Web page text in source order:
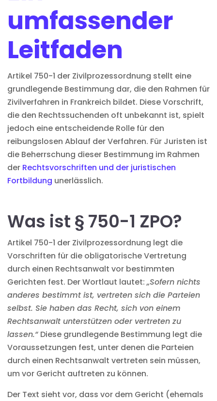
umfassender
Leitfaden
Artikel 750-1 der Zivilprozessordnung stellt eine
grundlegende Bestimmung dar, die den Rahmen für
Zivilverfahren in Frankreich bildet. Diese Vorschrift,
die den Rechtssuchenden oft unbekannt ist, spielt
jedoch eine entscheidende Rolle für den
reibungslosen Ablauf der Verfahren. Für Juristen ist
die Beherrschung dieser Bestimmung im Rahmen
der Rechtsvorschriften und der juristischen
Fortbildung unerlässlich.
Was ist § 750-1 ZPO?
Artikel 750-1 der Zivilprozessordnung legt die
Vorschriften für die obligatorische Vertretung
durch einen Rechtsanwalt vor bestimmten
Gerichten fest. Der Wortlaut lautet:„Sofern nichts
anderes bestimmt ist, vertreten sich die Parteien
selbst. Sie haben das Recht, sich von einem
Rechtsanwalt unterstützen oder vertreten zu
lassen.“ Diese grundlegende Bestimmung legt die
Voraussetzungen fest, unter denen die Parteien
durch einen Rechtsanwalt vertreten sein müssen,
um vor Gericht auftreten zu können.
Der Text sieht vor, dass vor dem Gericht (ehemals